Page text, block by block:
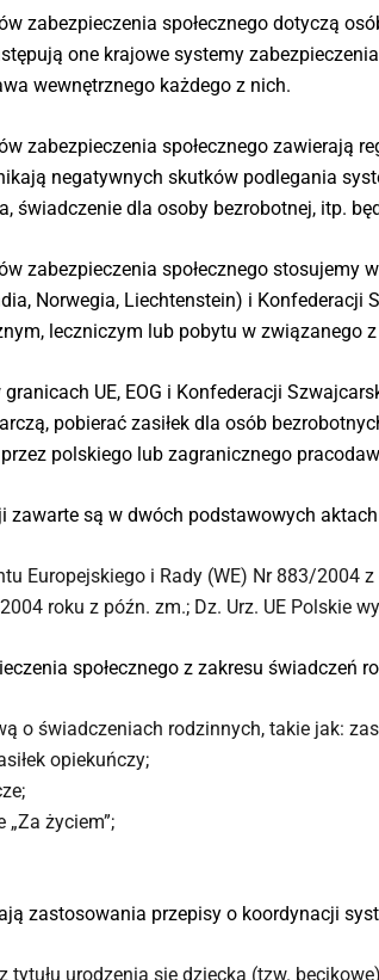
zabezpieczenia społecznego dotyczą
one krajowe systemy
wewnętrznego każdego z nich.
zabezpieczenia społecznego zawierają
negatywnych skutków podlegania
świadczenie dla osoby bezrobotnej, itp.
zabezpieczenia społecznego stosujemy
Norwegia, Liechtenstein) i
leczniczym lub pobytu w związanego
UE, EOG i Konfederacji
pobierać zasiłek dla osób
polskiego lub zagranicznego
zawarte są w dwóch podstawowych
Europejskiego i Rady (WE) Nr 883/2004
roku z późn. zm.; Dz. Urz. UE Polskie
społecznego z zakresu świadczeń
o świadczeniach rodzinnych, takie jak:
opiekuńczy;
życiem”;
zastosowania przepisy o koordynacji
tytułu urodzenia się dziecka (tzw.